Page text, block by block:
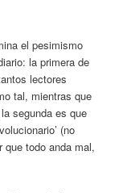
el pesimismo
la primera de
lectores
tal, mientras que
segunda es que
(no
todo anda mal,